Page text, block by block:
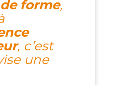
forme,
, c’est
une